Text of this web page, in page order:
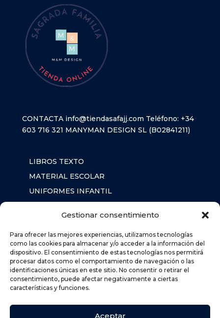
Gestionar consentimiento
Para ofrecer las mejores experiencias, utilizamos tecnologías
como las cookies para almacenar y/o acceder a la información del
dispositivo. El consentimiento de estas tecnologías nos permitirá
procesar datos como el comportamiento de navegación o las
identificaciones únicas en este sitio. No consentir o retirar el
consentimiento, puede afectar negativamente a ciertas
características y funciones.
Aceptar
CONTACTA info@tiendasafajj.com Teléfono: +34
603 716 321 MANYMAN DESIGN SL (B02841211)
LIBROS TEXTO
MATERIAL ESCOLAR
UNIFORMES INFANTIL
AVISO LEGAL
POLÍTICA DE PRIVACIDAD
POLÍTICA DE COOKIES (UE)
POLÍTICA DE ENVÍOS